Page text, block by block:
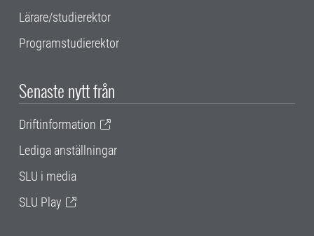
Lärare/studierektor
Programstudierektor
Senaste nytt från
Driftinformation
Lediga anställningar
SLU i media
SLU Play